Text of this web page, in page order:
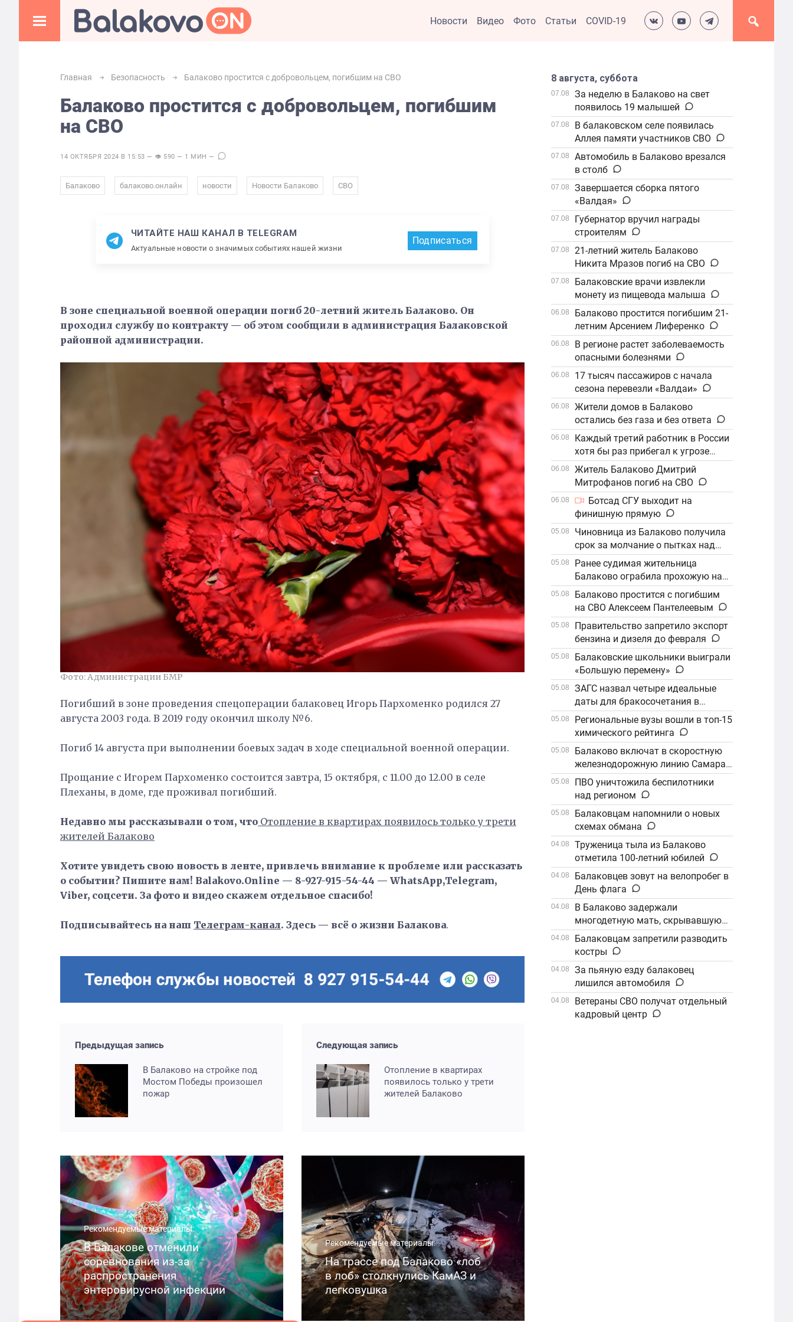
Новости Видео Фото Статьи COVID-19
Главная Безопасность Балаково простится с добровольцем, погибшим на СВО
Балаково простится с добровольцем, погибшим
на СВО
14 ОКТЯБРЯ 2024 В 15:53 — 👁 590 — 1 МИН —
Балаково балаково.онлайн новости Новости Балаково СВО
ЧИТАЙТЕ НАШ КАНАЛ В TELEGRAM
Актуальные новости о значимых событиях нашей жизни
Подписаться
В зоне специальной военной операции погиб 20-летний житель Балаково. Он
проходил службу по контракту — об этом сообщили в администрация Балаковской
районной администрации.
Фото: Администрации БМР
Погибший в зоне проведения спецоперации балаковец Игорь Пархоменко родился 27
августа 2003 года. В 2019 году окончил школу №6.
Погиб 14 августа при выполнении боевых задач в ходе специальной военной операции.
Прощание с Игорем Пархоменко состоится завтра, 15 октября, с 11.00 до 12.00 в селе
Плеханы, в доме, где проживал погибший.
Недавно мы рассказывали о том, что Отопление в квартирах появилось только у трети
жителей Балаково
Хотите увидеть свою новость в ленте, привлечь внимание к проблеме или рассказать
о событии? Пишите нам! Balakovo.Online — 8-927-915-54-44 — WhatsApp,Telegram,
Viber, соцсети. За фото и видео скажем отдельное спасибо!
Подписывайтесь на наш Телеграм-канал. Здесь — всё о жизни Балакова.
Предыдущая запись
В Балаково на стройке под
Мостом Победы произошел
пожар
Следующая запись
Отопление в квартирах
появилось только у трети
жителей Балаково
Рекомендуемые материалы:
В Балакове отменили
соревнования из-за
распространения
энтеровирусной инфекции
Рекомендуемые материалы:
На трассе под Балаково «лоб
в лоб» столкнулись КамАЗ и
легковушка
8 августа, суббота
07.08
За неделю в Балаково на свет
появилось 19 малышей
07.08
В балаковском селе появилась
Аллея памяти участников СВО
07.08
Автомобиль в Балаково врезался
в столб
07.08
Завершается сборка пятого
«Валдая»
07.08
Губернатор вручил награды
строителям
07.08
21-летний житель Балаково
Никита Мразов погиб на СВО
07.08
Балаковские врачи извлекли
монету из пищевода малыша
06.08
Балаково простится погибшим 21-
летним Арсением Лиференко
06.08
В регионе растет заболеваемость
опасными болезнями
06.08
17 тысяч пассажиров с начала
сезона перевезли «Валдаи»
06.08
Жители домов в Балаково
остались без газа и без ответа
06.08
Каждый третий работник в России
хотя бы раз прибегал к угрозе
увольнения
06.08
Житель Балаково Дмитрий
Митрофанов погиб на СВО
06.08
Ботсад СГУ выходит на
финишную прямую
05.08
Чиновница из Балаково получила
срок за молчание о пытках над
детьми
05.08
Ранее судимая жительница
Балаково ограбила прохожую на
улице
05.08
Балаково простится с погибшим
на СВО Алексеем Пантелеевым
05.08
Правительство запретило экспорт
бензина и дизеля до февраля
05.08
Балаковские школьники выиграли
«Большую перемену»
05.08
ЗАГС назвал четыре идеальные
даты для бракосочетания в
сентябре
05.08
Региональные вузы вошли в топ-15
химического рейтинга
05.08
Балаково включат в скоростную
железнодорожную линию Самара–
Саратов
05.08
ПВО уничтожила беспилотники
над регионом
05.08
Балаковцам напомнили о новых
схемах обмана
04.08
Труженица тыла из Балаково
отметила 100-летний юбилей
04.08
Балаковцев зовут на велопробег в
День флага
04.08
В Балаково задержали
многодетную мать, скрывавшуюся
от алиментов
04.08
Балаковцам запретили разводить
костры
04.08
За пьяную езду балаковец
лишился автомобиля
04.08
Ветераны СВО получат отдельный
кадровый центр